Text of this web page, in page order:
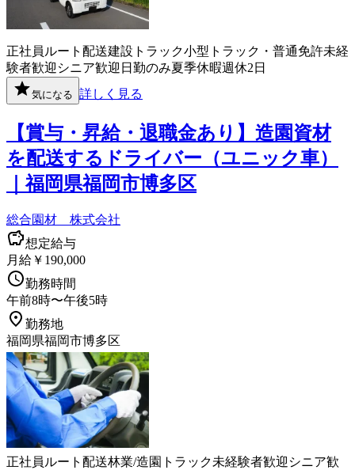
正社員 ルート配送建設 トラック小型トラック・普通免許未経
験者歓迎 シニア歓迎 日勤のみ夏季休暇週休2日
気になる 詳しく見る
【賞与・昇給・退職金あり】造園資材
を配送するドライバー（ユニック車）
｜福岡県福岡市博多区
総合園材 株式会社
想定給与
月給￥190,000
勤務時間
午前8時〜午後5時
勤務地
福岡県福岡市博多区
正社員 ルート配送林業/造園 トラック未経験者歓迎 シニア歓